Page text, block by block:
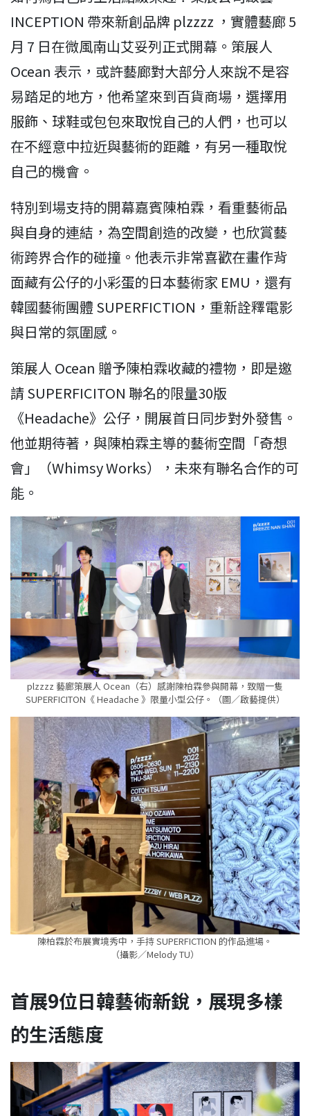
INCEPTION 帶來新創品牌 plzzzz ，實體藝廊 5
月 7 日在微風南山艾妥列正式開幕。策展人
Ocean 表示，或許藝廊對大部分人來說不是容
易踏足的地方，他希望來到百貨商場，選擇用
服飾、球鞋或包包來取悅自己的人們，也可以
在不經意中拉近與藝術的距離，有另一種取悅
自己的機會。
特別到場支持的開幕嘉賓陳柏霖，看重藝術品
與自身的連結，為空間創造的改變，也欣賞藝
術跨界合作的碰撞。他表示非常喜歡在畫作背
面藏有公仔的小彩蛋的日本藝術家 EMU，還有
韓國藝術團體 SUPERFICTION，重新詮釋電影
與日常的氛圍感。
策展人 Ocean 贈予陳柏霖收藏的禮物，即是邀
請 SUPERFICITON 聯名的限量30版
《Headache》公仔，開展首日同步對外發售。
他並期待著，與陳柏霖主導的藝術空間「奇想
會」（Whimsy Works），未來有聯名合作的可
能。
plzzzz 藝廊策展人 Ocean（右）感謝陳柏霖參與開幕，致贈一隻
SUPERFICITON《 Headache 》限量小型公仔。（圖／啟藝提供）
陳柏霖於布展實境秀中，手持 SUPERFICTION 的作品進場。
（攝影／Melody TU）
首展9位日韓藝術新銳，展現多樣
的生活態度